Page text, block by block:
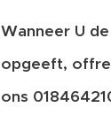
Wanneer U
opgeeft,
ons